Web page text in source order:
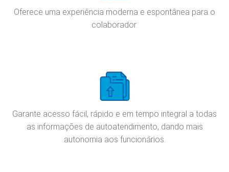
Oferece uma experiência moderna e espontânea para o
colaborador.
Garante acesso fácil, rápido e em tempo integral a todas
as informações de autoatendimento, dando mais
autonomia aos funcionários.